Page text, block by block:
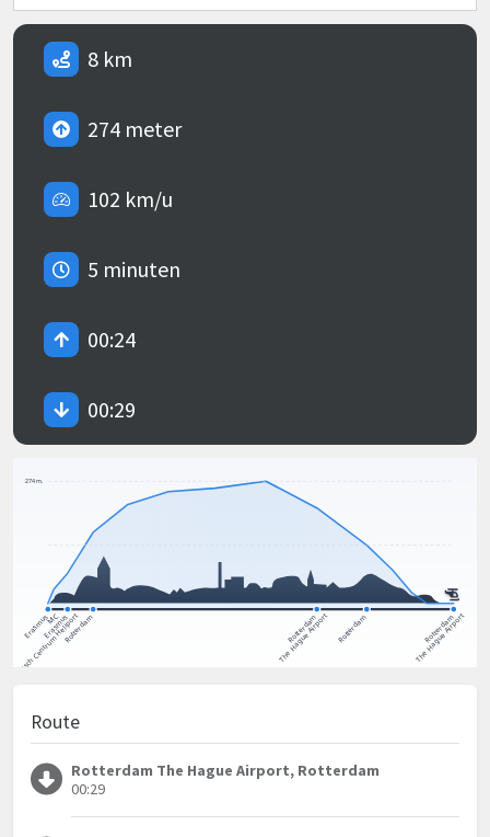
8 km
274 meter
102 km/u
5 minuten
00:24
00:29
Route
Rotterdam The Hague Airport, Rotterdam
00:29